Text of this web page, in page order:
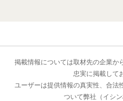
掲載情報については取材先の企業か
忠実に掲載して
ユーザーは提供情報の真実性、合法
ついて弊社（イシ